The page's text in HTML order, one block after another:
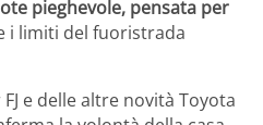
pieghevole, pensata per
i limiti del fuoristrada
e delle altre novità Toyota